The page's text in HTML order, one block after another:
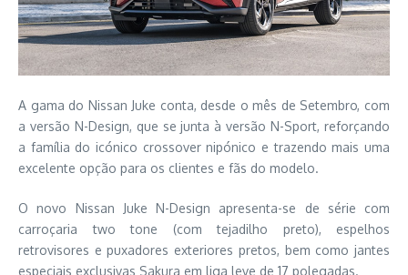
A gama do Nissan Juke conta, desde o mês de Setembro, com
a versão N-Design, que se junta à versão N-Sport, reforçando
a família do icónico crossover nipónico e trazendo mais uma
excelente opção para os clientes e fãs do modelo.
O novo Nissan Juke N-Design apresenta-se de série com
carroçaria two tone (com tejadilho preto), espelhos
retrovisores e puxadores exteriores pretos, bem como jantes
especiais exclusivas Sakura em liga leve de 17 polegadas.